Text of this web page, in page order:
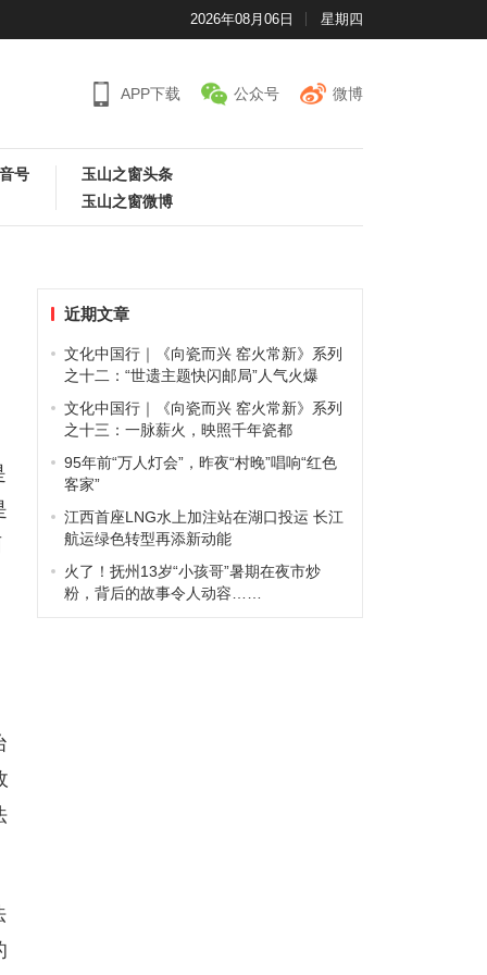
2026年08月06日 星期四
APP下载 公众号 微博
号
玉山之窗头条
玉山之窗微博
近期文章
文化中国行｜《向瓷而兴 窑火常新》系列
之十二：“世遗主题快闪邮局”人气火爆
文化中国行｜《向瓷而兴 窑火常新》系列
之十三：一脉薪火，映照千年瓷都
95年前“万人灯会”，昨夜“村晚”唱响“红色
客家”
江西首座LNG水上加注站在湖口投运 长江
航运绿色转型再添新动能
火了！抚州13岁“小孩哥”暑期在夜市炒
粉，背后的故事令人动容……